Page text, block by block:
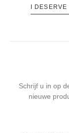
I
Schrijf u in op
nieuwe